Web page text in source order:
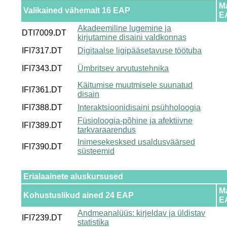
Valikained vähemalt 16 EAP
DTI7009.DT
Akadeemiline lugemine ja
kirjutamine disaini valdkonnas
IFI7317.DT
Digitaalse ligipääsetavuse töötuba
IFI7343.DT Ümbritsev arvutustehnika
IFI7361.DT
Käitumise muutmisele suunatud
disain
IFI7388.DT
Interaktsioonidisaini psühholoogia
IFI7389.DT
Füsioloogia-põhine ja afektiivne
tarkvaraarendus
IFI7390.DT
Inimesekesksed usaldusväärsed
süsteemid
Erialaainete aluskursused
Kohustuslikud ained 24 EAP
IFI7239.DT
Andmeanalüüs: kirjeldav ja üldistav
statistika